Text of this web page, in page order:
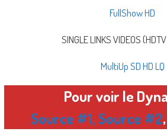
FullShow HD
SINGLE LINKS VIDEOS
MultiUp SD HD LQ
Pour voir le
Source #1,Source #2